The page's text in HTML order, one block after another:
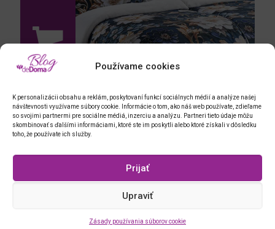
Používame cookies
K personalizácii obsahu a reklám, poskytovaní funkcí sociálnych médií a analýze našej
návštevnosti využívame súbory cookie. Informácie o tom, ako náš web používate, zdieľame
so svojimi partnermi pre sociálne médiá, inzerciu a analýzu. Partneri tieto údaje môžu
skombinovať s ďalšími informáciami, ktoré ste im poskytli alebo ktoré získali v dôsledku
toho, že používate ich služby.
Prijať
Upraviť
Zásady používania súborov cookie
Posteľné obliečky Dual Feel CLAUDIA
Čo by sa vám mohlo ešte páčiť?